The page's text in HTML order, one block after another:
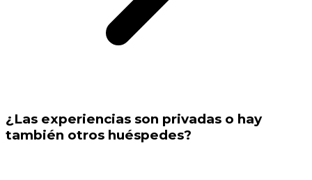
¿Las experiencias son privadas o hay
también otros huéspedes?